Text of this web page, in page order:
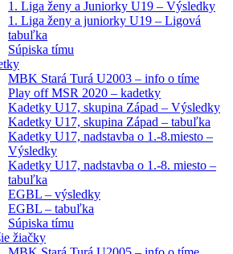
1. Liga ženy a Juniorky U19 – Výsledky
1. Liga ženy a juniorky U19 – Ligová
tabuľka
Súpiska tímu
MBK Stará Turá U2003 – info o tíme
Play off MSR 2020 – kadetky
Kadetky U17, skupina Západ – Výsledky
Kadetky U17, skupina Západ – tabuľka
Kadetky U17, nadstavba o 1.-8.miesto –
Výsledky
Kadetky U17, nadstavba o 1.-8. miesto –
tabuľka
EGBL – výsledky
EGBL – tabuľka
Súpiska tímu
žiačky